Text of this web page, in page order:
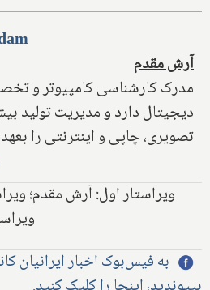
آرش مقدم
مدرک کارشناسی کامپیوتر و
تصویری، چاپی و اینترنتی را
ویراستار اول: آرش مقدم؛
به فیس‌بوک اخبار ایرانیان